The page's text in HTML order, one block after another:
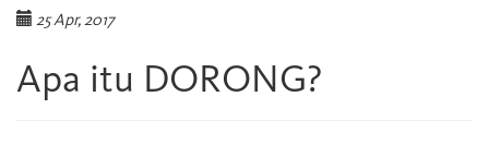
25 Apr, 2017
Apa itu DORONG?